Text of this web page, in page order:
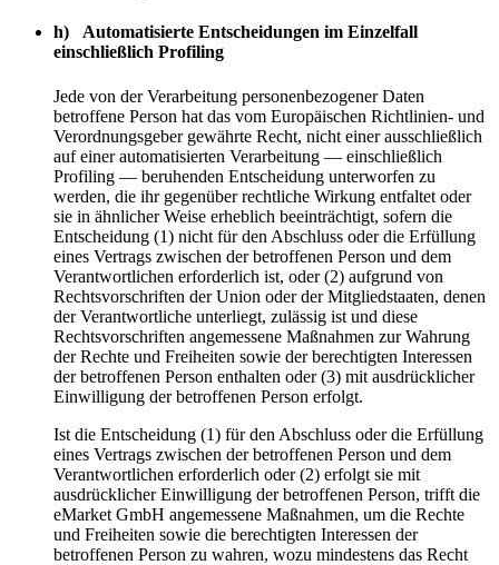
h) Automatisierte Entscheidungen im Einzelfall
einschließlich Profiling
Jede von der Verarbeitung personenbezogener Daten
betroffene Person hat das vom Europäischen Richtlinien- und
Verordnungsgeber gewährte Recht, nicht einer ausschließlich
auf einer automatisierten Verarbeitung — einschließlich
Profiling — beruhenden Entscheidung unterworfen zu
werden, die ihr gegenüber rechtliche Wirkung entfaltet oder
sie in ähnlicher Weise erheblich beeinträchtigt, sofern die
Entscheidung (1) nicht für den Abschluss oder die Erfüllung
eines Vertrags zwischen der betroffenen Person und dem
Verantwortlichen erforderlich ist, oder (2) aufgrund von
Rechtsvorschriften der Union oder der Mitgliedstaaten, denen
der Verantwortliche unterliegt, zulässig ist und diese
Rechtsvorschriften angemessene Maßnahmen zur Wahrung
der Rechte und Freiheiten sowie der berechtigten Interessen
der betroffenen Person enthalten oder (3) mit ausdrücklicher
Einwilligung der betroffenen Person erfolgt.
Ist die Entscheidung (1) für den Abschluss oder die Erfüllung
eines Vertrags zwischen der betroffenen Person und dem
Verantwortlichen erforderlich oder (2) erfolgt sie mit
ausdrücklicher Einwilligung der betroffenen Person, trifft die
eMarket GmbH angemessene Maßnahmen, um die Rechte
und Freiheiten sowie die berechtigten Interessen der
betroffenen Person zu wahren, wozu mindestens das Recht